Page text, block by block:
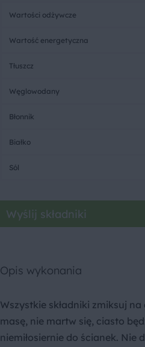
Wartości odżywcze
Wartość energetyczna
Tłuszcz
Węglowodany
Błonnik
Białko
Sól
Wyślij składniki
Opis wykonania
Wszystkie składniki zmiksuj
masę, nie martw się, ciasto
niemiłosiernie do ścianek. Nie